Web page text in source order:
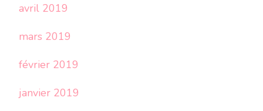
avril 2019
mars 2019
février 2019
janvier 2019